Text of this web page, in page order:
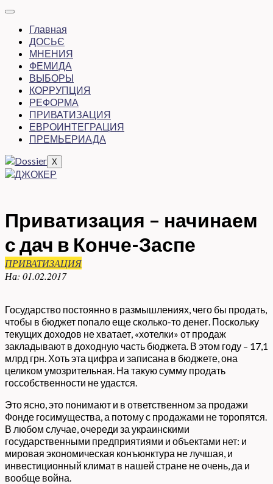
Главная
ДОСЬЄ
МНЕНИЯ
ФЕМИДА
ВЫБОРЫ
КОРРУПЦИЯ
РЕФОРМА
ПРИВАТИЗАЦИЯ
ЕВРОИНТЕГРАЦИЯ
ПРЕМЬЕРИАДА
X
Приватизация – начинаем
с дач в Конче-Заспе
ПРИВАТИЗАЦИЯ
На: 01.02.2017
Государство постоянно в размышлениях, чего бы продать,
чтобы в бюджет попало еще сколько-то денег. Поскольку
текущих доходов не хватает, «хотелки» от продаж
закладывают в доходную часть бюджета. В этом году – 17,1
млрд грн. Хоть эта цифра и записана в бюджете, она
целиком умозрительная. На такую сумму продать
госсобственности не удастся.
Это ясно, это понимают и в ответственном за продажи
Фонде госимущества, а потому с продажами не торопятся.
В любом случае, очереди за украинскими
государственными предприятиями и объектами нет: и
мировая экономическая конъюнктура не лучшая, и
инвестиционный климат в нашей стране не очень, да и
вообще война.